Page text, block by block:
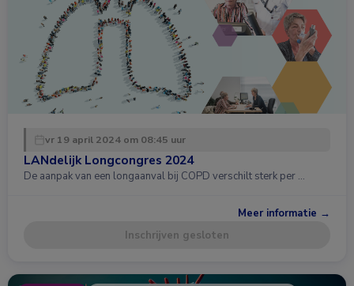
vr 19 april 2024 om 08:45 uur
LANdelijk Longcongres 2024
De aanpak van een longaanval bij COPD verschilt sterk per …
Meer informatie →
Inschrijven gesloten